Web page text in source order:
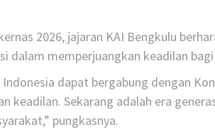
2026, jajaran KAI Bengkulu
dalam memperjuangkan keadilan
dapat bergabung dengan
keadilan. Sekarang adalah era
pungkasnya.